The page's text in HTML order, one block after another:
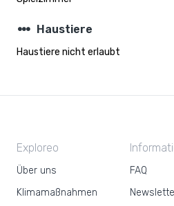
steppers Haustiere
Haustiere nicht erlaubt
Exploreo
Über uns
Klimamaßnahmen
FAQ